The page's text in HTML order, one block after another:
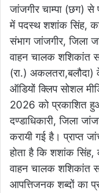
जांजगीर चाम्पा (छग)
में पदस्थ शशांक सिंह,
संभाग जांजगीर, जिला
वाहन चालक शशिकांत
(रा.) अकलतरा,बलौदा)
ऑडियों क्लिप सोशल
2026 को प्रकाशित
दण्डाधिकारी, जिला
करायी गई है। प्राप्त
होता है कि शशांक सिंह,
वाहन चालक शशिकांत
आपत्तिजनक शब्दों का